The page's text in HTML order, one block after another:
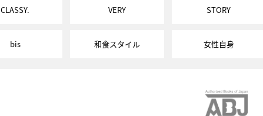
CLASSY. VERY STORY
bis 和食スタイル 女性自身